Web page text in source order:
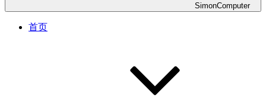
SimonComputer
首页